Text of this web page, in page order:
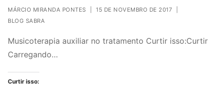
MÁRCIO MIRANDA PONTES 15 DE NOVEMBRO DE 2017
BLOG SABRA
Musicoterapia auxiliar no tratamento Curtir isso:Curtir
Carregando…
Curtir isso: